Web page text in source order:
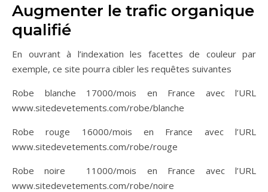
Augmenter le trafic organique
qualifié
En ouvrant à l’indexation les facettes de couleur par
exemple, ce site pourra cibler les requêtes suivantes
Robe blanche 17000/mois en France avec l’URL
www.sitedevetements.com/robe/blanche
Robe rouge 16000/mois en France avec l’URL
www.sitedevetements.com/robe/rouge
Robe noire 11000/mois en France avec l’URL
www.sitedevetements.com/robe/noire